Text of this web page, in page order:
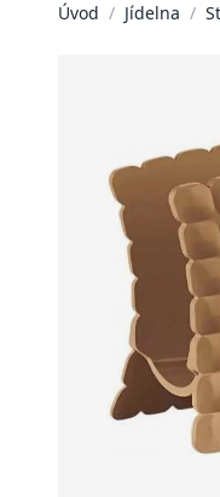
Úvod / Jídelna /